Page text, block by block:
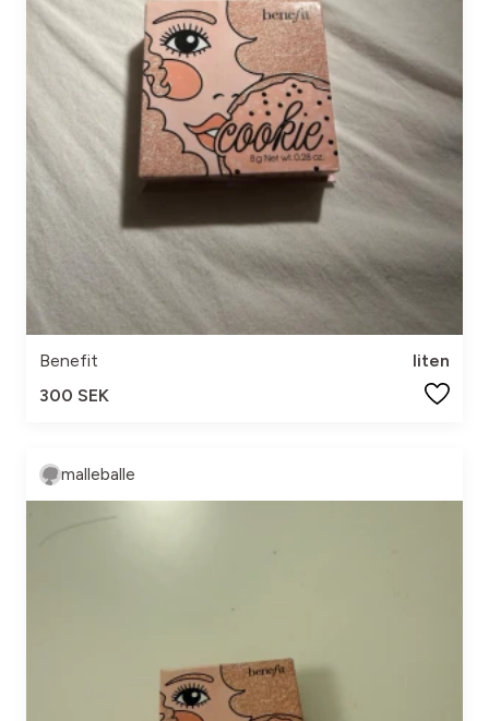
Benefit
liten
300 SEK
malleballe